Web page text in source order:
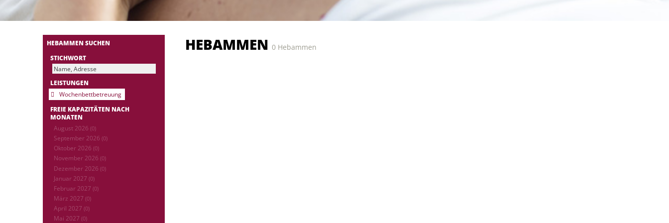
HEBAMMEN SUCHEN
STICHWORT
LEISTUNGEN
Wochenbettbetreuung
FREIE KAPAZITÄTEN NACH
MONATEN
August 2026 (0)
September 2026 (0)
Oktober 2026 (0)
November 2026 (0)
Dezember 2026 (0)
Januar 2027 (0)
Februar 2027 (0)
März 2027 (0)
April 2027 (0)
Mai 2027 (0)
HEBAMMEN 0 Hebammen